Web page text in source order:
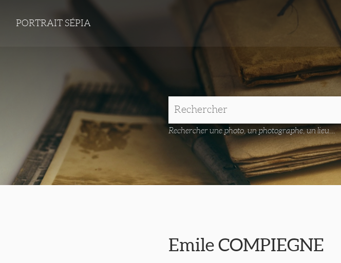
PORTRAIT SÉPIA
Rechercher une photo, un photographe, un lieu...
Emile COMPIEGNE